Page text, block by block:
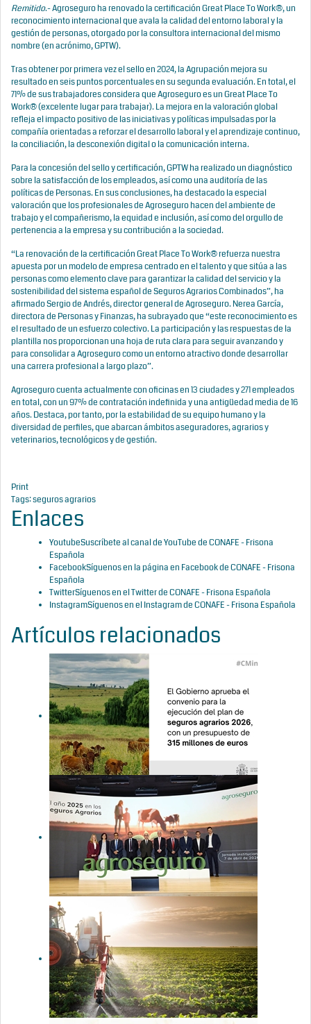
Remitido.- Agroseguro ha renovado la certificación Great Place To Work®, un
reconocimiento internacional que avala la calidad del entorno laboral y la
gestión de personas, otorgado por la consultora internacional del mismo
nombre (en acrónimo, GPTW).
Tras obtener por primera vez el sello en 2024, la Agrupación mejora su
resultado en seis puntos porcentuales en su segunda evaluación. En total, el
71% de sus trabajadores considera que Agroseguro es un Great Place To
Work® (excelente lugar para trabajar). La mejora en la valoración global
refleja el impacto positivo de las iniciativas y políticas impulsadas por la
compañía orientadas a reforzar el desarrollo laboral y el aprendizaje continuo,
la conciliación, la desconexión digital o la comunicación interna.
Para la concesión del sello y certificación, GPTW ha realizado un diagnóstico
sobre la satisfacción de los empleados, así como una auditoría de las
políticas de Personas. En sus conclusiones, ha destacado la especial
valoración que los profesionales de Agroseguro hacen del ambiente de
trabajo y el compañerismo, la equidad e inclusión, así como del orgullo de
pertenencia a la empresa y su contribución a la sociedad.
“La renovación de la certificación Great Place To Work® refuerza nuestra
apuesta por un modelo de empresa centrado en el talento y que sitúa a las
personas como elemento clave para garantizar la calidad del servicio y la
sostenibilidad del sistema español de Seguros Agrarios Combinados”, ha
afirmado Sergio de Andrés, director general de Agroseguro. Nerea García,
directora de Personas y Finanzas, ha subrayado que “este reconocimiento es
el resultado de un esfuerzo colectivo. La participación y las respuestas de la
plantilla nos proporcionan una hoja de ruta clara para seguir avanzando y
para consolidar a Agroseguro como un entorno atractivo donde desarrollar
una carrera profesional a largo plazo”.
Agroseguro cuenta actualmente con oficinas en 13 ciudades y 271 empleados
en total, con un 97% de contratación indefinida y una antigüedad media de 16
años. Destaca, por tanto, por la estabilidad de su equipo humano y la
diversidad de perfiles, que abarcan ámbitos aseguradores, agrarios y
veterinarios, tecnológicos y de gestión.
Print
Tags:seguros agrarios
Enlaces
YoutubeSuscríbete al canal de YouTube de CONAFE - Frisona
Española
FacebookSíguenos en la página en Facebook de CONAFE - Frisona
Española
TwitterSíguenos en el Twitter de CONAFE - Frisona Española
InstagramSíguenos en el Instagram de CONAFE - Frisona Española
Artículos relacionados
Luz verde al
convenio
para el plan
de seguros
agrarios
2026, con un
presupuesto
millones de
euros
Agroseguro
presenta al
sector la
evolución de
los seguros
agrarios
durante el
ejercicio
2025